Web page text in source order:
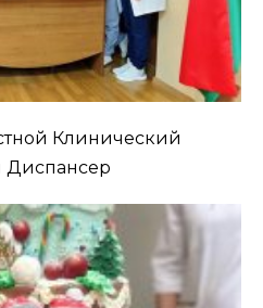
Клинический
Диспансер